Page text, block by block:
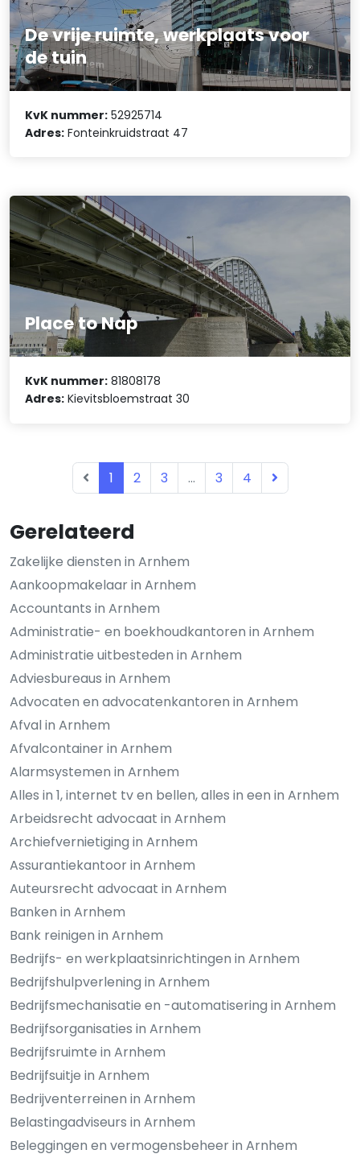
Gerelateerd
Zakelijke diensten in Arnhem
Aankoopmakelaar in Arnhem
Accountants in Arnhem
Administratie- en boekhoudkantoren in Arnhem
Administratie uitbesteden in Arnhem
Adviesbureaus in Arnhem
Advocaten en advocatenkantoren in Arnhem
Afval in Arnhem
Afvalcontainer in Arnhem
Alarmsystemen in Arnhem
Alles in 1, internet tv en bellen, alles in een in Arnhem
Arbeidsrecht advocaat in Arnhem
Archiefvernietiging in Arnhem
Assurantiekantoor in Arnhem
Auteursrecht advocaat in Arnhem
Banken in Arnhem
Bank reinigen in Arnhem
Bedrijfs- en werkplaatsinrichtingen in Arnhem
Bedrijfshulpverlening in Arnhem
Bedrijfsmechanisatie en -automatisering in Arnhem
Bedrijfsorganisaties in Arnhem
Bedrijfsruimte in Arnhem
Bedrijfsuitje in Arnhem
Bedrijventerreinen in Arnhem
Belastingadviseurs in Arnhem
Beleggingen en vermogensbeheer in Arnhem
De vrije ruimte, werkplaats voor
de tuin
KvK nummer: 52925714
Adres: Fonteinkruidstraat 47
Place to Nap
KvK nummer: 81808178
Adres: Kievitsbloemstraat 30
1 2 3 ... 3 4